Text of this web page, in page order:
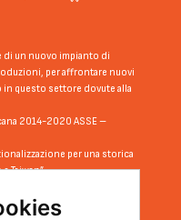
di un nuovo impianto di
per affrontare nuovi
questo settore dovute alla
2014-2020 ASSE –
per una storica
Taiwan”